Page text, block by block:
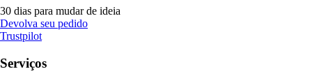
30 dias para mudar de ideia
Devolva seu pedido
Trustpilot
Serviços